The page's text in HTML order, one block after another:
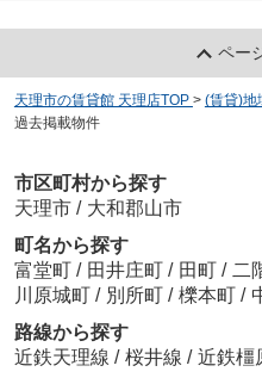
ペー
天理市の賃貸館 天理店TOP > (賃貸)地
過去掲載物件
市区町村から探す
天理市 / 大和郡山市
町名から探す
富堂町 / 田井庄町 / 田町 / 二
川原城町 / 別所町 / 櫟本町 /
路線から探す
近鉄天理線 / 桜井線 / 近鉄橿